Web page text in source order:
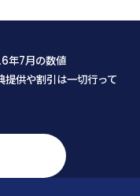
乗車が楽しくなりそうです。
年7月の数値
供や割引は一切行って